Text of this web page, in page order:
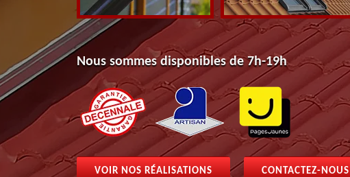
Nous sommes disponibles de 7h-19h
VOIR NOS RÉALISATIONS CONTACTEZ-